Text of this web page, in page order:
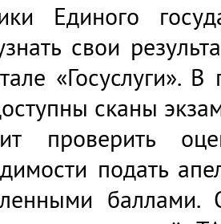
Единого
свои
«Госуслуги».
сканы
проверить
подать
баллами.